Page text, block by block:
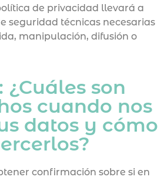
de privacidad llevará a
seguridad técnicas necesarias
manipulación, difusión o
¿Cuáles son
cuando nos
datos y cómo
confirmación sobre si en